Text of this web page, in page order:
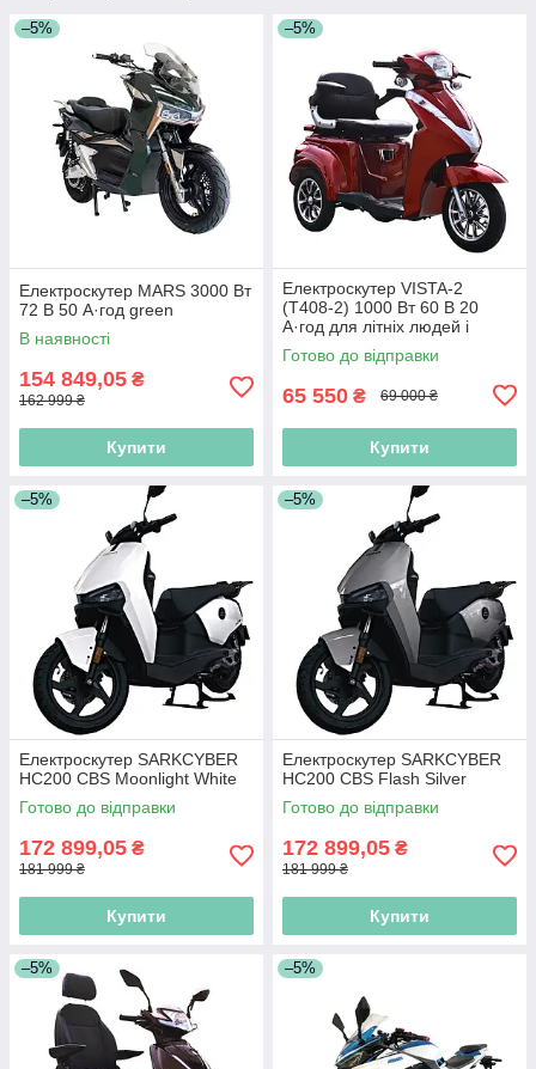
–5%
Електроскутер MARS 3000 Вт
72 В 50 А·год green
В наявності
154 849,05 ₴
162 999 ₴
Купити
–5%
Електроскутер VISTA-2
(T408-2) 1000 Вт 60 В 20
А·год для літніх людей і
людей з особливими
потребами
Готово до відправки
65 550 ₴ 69 000 ₴
Купити
–5%
Електроскутер SARKCYBER
HC200 CBS Moonlight White
Готово до відправки
172 899,05 ₴
181 999 ₴
Купити
–5%
Електроскутер SARKCYBER
HC200 CBS Flash Silver
Готово до відправки
172 899,05 ₴
181 999 ₴
Купити
–5% –5%